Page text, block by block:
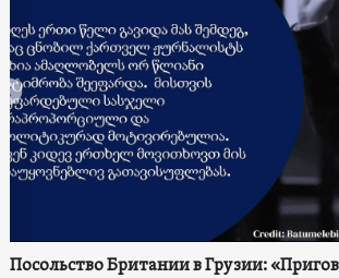
Посольство Британии в Грузии: